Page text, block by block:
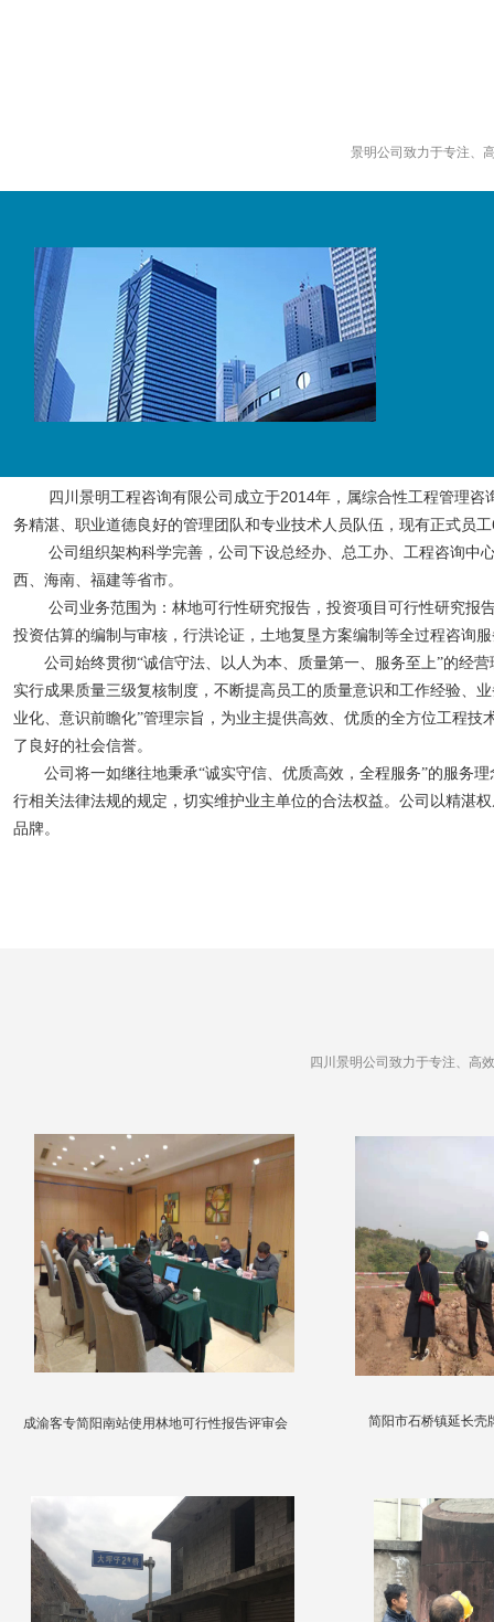
景明公司致力于专注、
四川景明工程咨询有限公司成立于2014年，属综合性工程管理咨
务精湛、职业道德良好的管理团队和专业技术人员队伍，现有正式员工
公司组织架构科学完善，公司下设总经办、总工办、工程咨询中
西、海南、福建等省市。
公司业务范围为：林地可行性研究报告，投资项目可行性研究报
投资估算的编制与审核，行洪论证，土地复垦方案编制等全过程咨询
公司始终贯彻“诚信守法、以人为本、质量第一、服务至上”的经
实行成果质量三级复核制度，不断提高员工的质量意识和工作经验、
业化、意识前瞻化”管理宗旨，为业主提供高效、优质的全方位工程技
了良好的社会信誉。
公司将一如继往地秉承“诚实守信、优质高效，全程服务”的服务
行相关法律法规的规定，切实维护业主单位的合法权益。公司以精湛
品牌。
四川景明公司致力于专注、高
简阳市石桥镇延长壳
成渝客专简阳南站使用林地可行性报告评审会